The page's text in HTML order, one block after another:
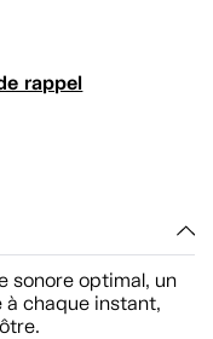
rappel
sonore optimal, un
chaque instant,